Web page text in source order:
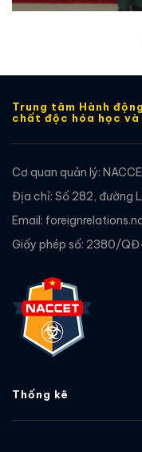
Trung tâm Hành
chất độc hóa học
Cơ quan quản lý:
Địa chỉ: Số 282, đường
Email:
Giấy phép số: 2380/
Thống kê